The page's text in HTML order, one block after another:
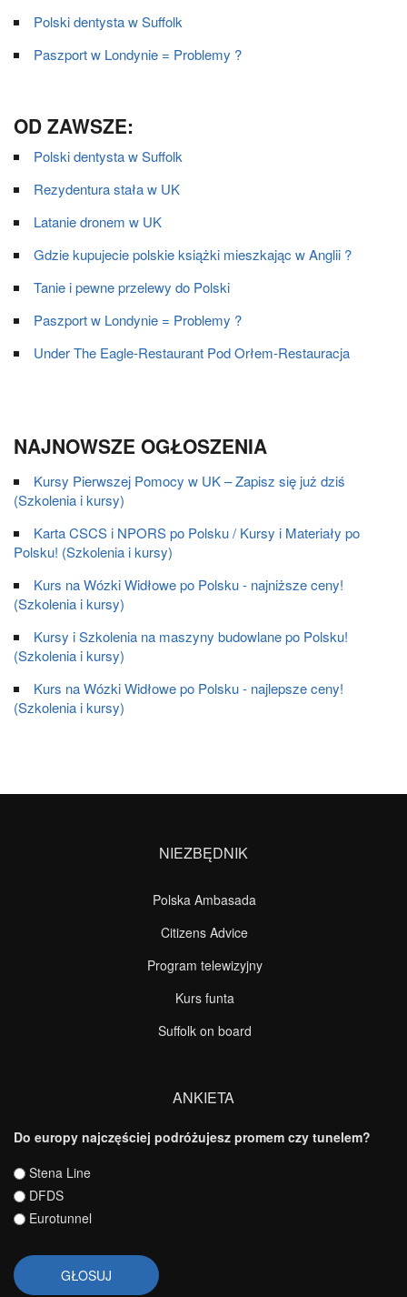
Polski dentysta w Suffolk
Paszport w Londynie = Problemy ?
OD ZAWSZE:
Polski dentysta w Suffolk
Rezydentura stała w UK
Latanie dronem w UK
Gdzie kupujecie polskie książki mieszkając w Anglii ?
Tanie i pewne przelewy do Polski
Paszport w Londynie = Problemy ?
Under The Eagle-Restaurant Pod Orłem-Restauracja
NAJNOWSZE OGŁOSZENIA
Kursy Pierwszej Pomocy w UK – Zapisz się już dziś
(Szkolenia i kursy)
Karta CSCS i NPORS po Polsku / Kursy i Materiały po
Polsku! (Szkolenia i kursy)
Kurs na Wózki Widłowe po Polsku - najniższe ceny!
(Szkolenia i kursy)
Kursy i Szkolenia na maszyny budowlane po Polsku!
(Szkolenia i kursy)
Kurs na Wózki Widłowe po Polsku - najlepsze ceny!
(Szkolenia i kursy)
NIEZBĘDNIK
Polska Ambasada
Citizens Advice
Program telewizyjny
Kurs funta
Suffolk on board
ANKIETA
Do europy najczęściej podróżujesz promem czy tunelem?
Wybory
Stena Line
DFDS
Eurotunnel